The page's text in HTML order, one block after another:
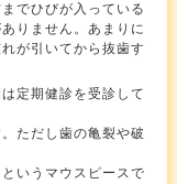
でひびが入っている
りません。あまりに
が引いてから抜歯す
定期健診を受診して
ただし歯の亀裂や破
いうマウスピースで